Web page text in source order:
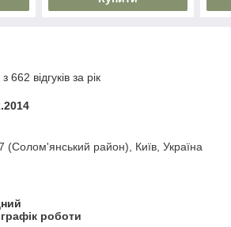
662 відгуків за рік
(Солом'янський район), Київ, Україна
роботи